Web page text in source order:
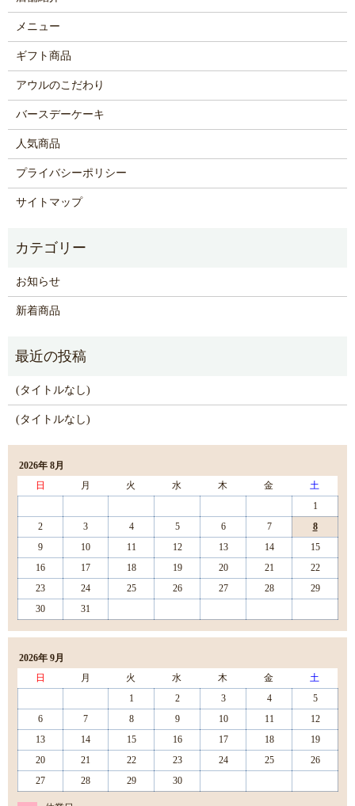
メニュー
ギフト商品
アウルのこだわり
バースデーケーキ
人気商品
プライバシーポリシー
サイトマップ
お知らせ
新着商品
(タイトルなし)
(タイトルなし)
2026年 8月
日
月 火 水 木 金
土
1
2
3 4 5 6 7
8
9
10 11 12 13 14
15
16
17 18 19 20 21
22
23
24 25 26 27 28
29
30
31
2026年 9月
日
月 火 水 木 金
土
1
2 3 4
5
6
7 8 9 10 11
12
13
14 15 16 17 18
19
20
21 22 23 24 25
26
27
28 29 30